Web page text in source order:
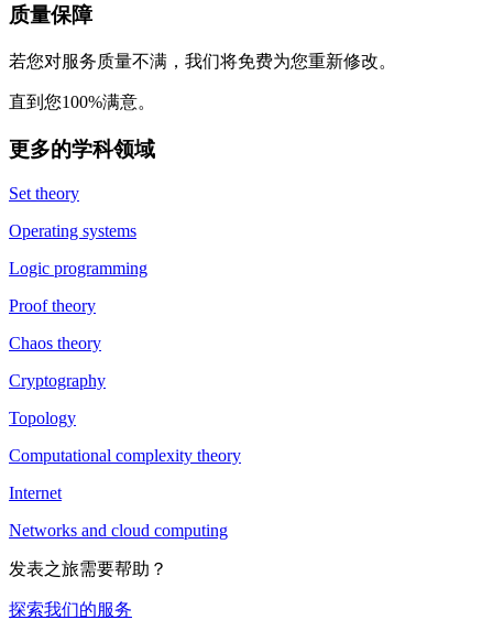
质量保障
若您对服务质量不满，我们将免费为您重新修改。
直到您100%满意。
更多的学科领域
Set theory
Operating systems
Logic programming
Proof theory
Chaos theory
Cryptography
Topology
Computational complexity theory
Internet
Networks and cloud computing
发表之旅需要帮助？
探索我们的服务